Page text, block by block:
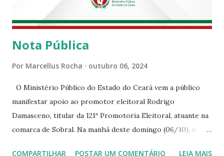
Nota Pública
Por Marcellus Rocha outubro 06, 2024
O Ministério Público do Estado do Ceará vem a público
manifestar apoio ao promotor eleitoral Rodrigo
Damasceno, titular da 121ª Promotoria Eleitoral, atuante na
comarca de Sobral. Na manhã deste domingo (06/10), o
COMPARTILHAR POSTAR UM COMENTÁRIO LEIA MAIS